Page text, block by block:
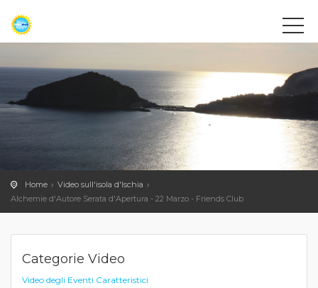
Home
Video sull'isola d'Ischia
Alchemie d'Autore Serata d'Apertura - 22 Marzo - Friends Club
Categorie Video
Video degli Eventi Caratteristici